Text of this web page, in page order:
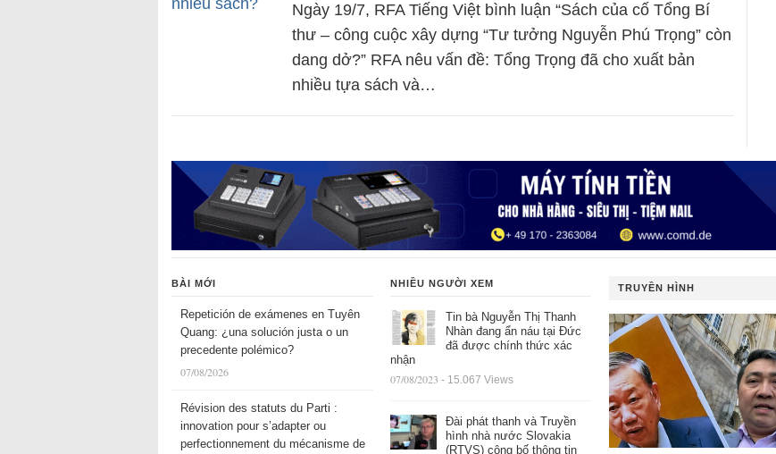
Ngày 19/7, RFA Tiếng Việt bình luận “Sách của cố Tổng Bí
thư – công cuộc xây dựng “Tư tưởng Nguyễn Phú Trọng” còn
dang dở?” RFA nêu vấn đề: Tổng Trọng đã cho xuất bản
nhiều tựa sách và…
BÀI MỚI
Repetición de exámenes en Tuyên
Quang: ¿una solución justa o un
precedente polémico?
07/08/2026
Révision des statuts du Parti :
innovation pour s’adapter ou
perfectionnement du mécanisme de
NHIỀU NGƯỜI XEM
Tin bà Nguyễn Thị Thanh
Nhàn đang ẩn náu tại Đức
đã được chính thức xác
nhận
07/08/2023 - 15.067 Views
Đài phát thanh và Truyền
hình nhà nước Slovakia
(RTVS) công bố thông tin
TRUYỀN HÌNH